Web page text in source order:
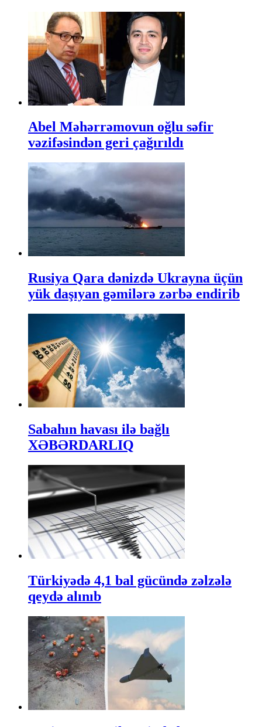
Abel Məhərrəmovun oğlu səfir
vəzifəsindən geri çağırıldı
Rusiya Qara dənizdə Ukrayna üçün
yük daşıyan gəmilərə zərbə endirib
Sabahın havası ilə bağlı
XƏBƏRDARLIQ
Türkiyədə 4,1 bal gücündə zəlzələ
qeydə alınıb